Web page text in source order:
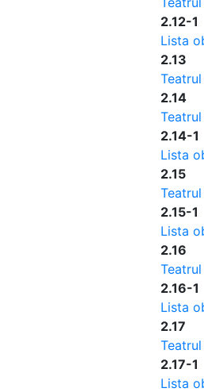
2.12-1
Lista
2.13
2.14
2.14-1
Lista
2.15
2.15-1
Lista
2.16
2.16-1
Lista
2.17
2.17-1
Lista